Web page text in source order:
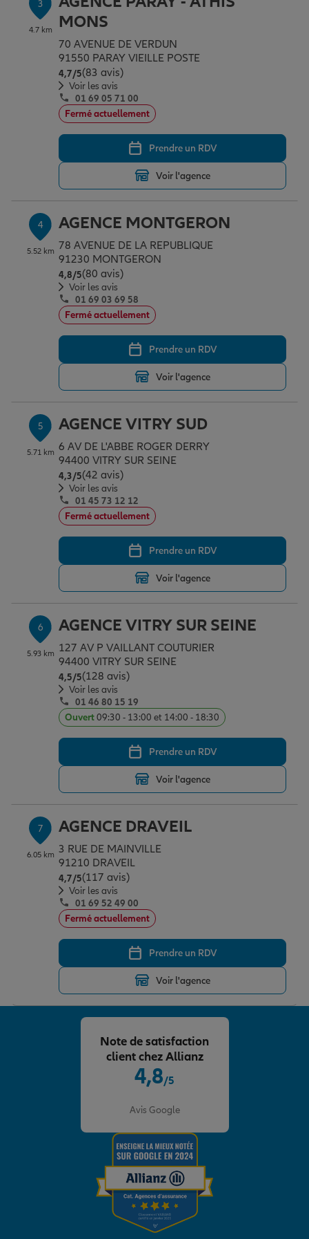
Garantie des accidents de la vie
Assurance scolaire
Tous nos devis d'assurance
3
4.7 km
MONS
70 AVENUE DE VERDUN
91550 PARAY VIEILLE POSTE
4,7/5Note de 4.7 sur 5
(83 avis)
Voir les avis
01 69 05 71 00
Fermé actuellement
Prendre un RDV
Voir l'agence
4
5.52 km
AGENCE MONTGERON
78 AVENUE DE LA REPUBLIQUE
91230 MONTGERON
4,8/5Note de 4.8 sur 5
(80 avis)
Voir les avis
01 69 03 69 58
Fermé actuellement
Prendre un RDV
Voir l'agence
5
5.71 km
AGENCE VITRY SUD
6 AV DE L'ABBE ROGER DERRY
94400 VITRY SUR SEINE
4,3/5Note de 4.3 sur 5
(42 avis)
Voir les avis
01 45 73 12 12
Fermé actuellement
Prendre un RDV
Voir l'agence
6
5.93 km
AGENCE VITRY SUR SEINE
127 AV P VAILLANT COUTURIER
94400 VITRY SUR SEINE
4,5/5Note de 4.5 sur 5
(128 avis)
Voir les avis
01 46 80 15 19
Ouvert09:30 - 13:00 et 14:00 - 18:30
Prendre un RDV
Voir l'agence
7
6.05 km
AGENCE DRAVEIL
3 RUE DE MAINVILLE
91210 DRAVEIL
4,7/5Note de 4.7 sur 5
(117 avis)
Voir les avis
01 69 52 49 00
Fermé actuellement
Prendre un RDV
Voir l'agence
4,8/5
Avis Google
Note de satisfaction
client chez Allianz